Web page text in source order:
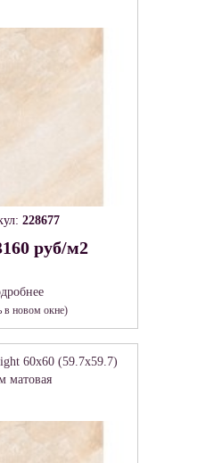
228677
руб/м2
в новом окне)
60х60 (59.7х59.7)
матовая